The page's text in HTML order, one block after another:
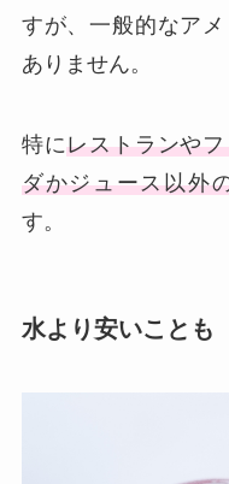
すが、一般的なア
ありません。
特にレストランや
ダかジュース以外
す。
水より安いことも